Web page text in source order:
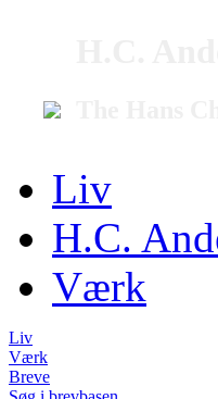
Liv
H.C.
Værk
Liv
Værk
Breve